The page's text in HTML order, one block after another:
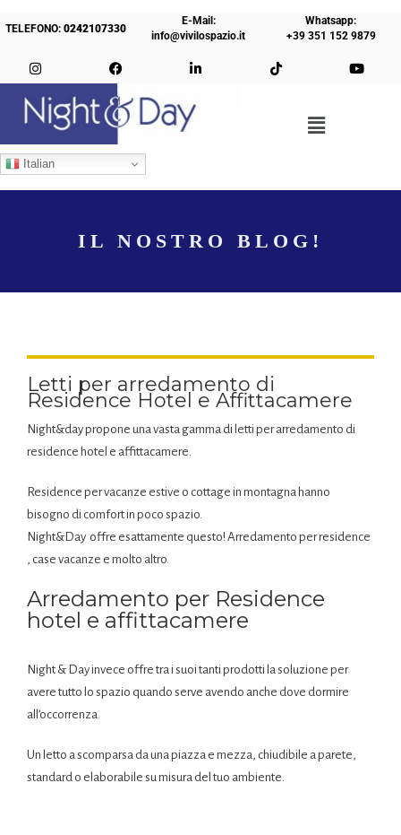
TELEFONO:0242107330
E-Mail:
info@vivilospazio.it
Whatsapp:
+39 351 152 9879
Italian
IL NOSTRO BLOG!
Letti per arredamento di
Residence Hotel e Affittacamere
Night&day propone una vasta gamma di letti per arredamento di
residence hotel e affittacamere.
Residence per vacanze estive o cottage in montagna hanno
bisogno di comfort in poco spazio.
Night&Day offre esattamente questo! Arredamento per residence
, case vacanze e molto altro.
Arredamento per Residence
hotel e affittacamere
Night & Day invece offre tra i suoi tanti prodotti la soluzione per
avere tutto lo spazio quando serve avendo anche dove dormire
all’occorrenza.
Un letto a scomparsa da una piazza e mezza, chiudibile a parete,
standard o elaborabile su misura del tuo ambiente.